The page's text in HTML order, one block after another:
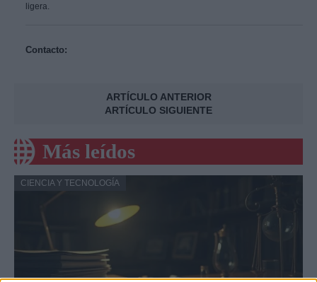
ligera.
Contacto:
ARTÍCULO ANTERIOR
ARTÍCULO SIGUIENTE
Más leídos
CIENCIA Y TECNOLOGÍA